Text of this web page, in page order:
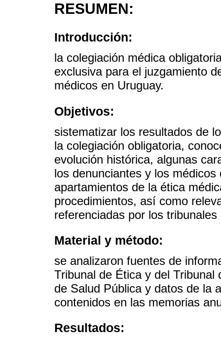
RESUMEN:
Introducción:
la colegiación médica
exclusiva para el juzgamiento
médicos en Uruguay.
Objetivos:
sistematizar los resultados de
la colegiación obligatoria,
evolución histórica, algunas
los denunciantes y los
apartamientos de la ética
procedimientos, así como
referenciadas por los
Material y método:
se analizaron fuentes de
Tribunal de Ética y del Tribunal
de Salud Pública y datos de la
contenidos en las memorias
Resultados: